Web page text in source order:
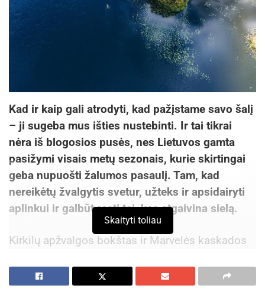
Kad ir kaip gali atrodyti, kad pažįstame savo šalį
– ji sugeba mus išties nustebinti. Ir tai tikrai
nėra iš blogosios pusės, nes Lietuvos gamta
pasižymi visais metų sezonais, kurie skirtingai
geba nupuošti žalumos pasaulį. Tam, kad
nereikėtų žvalgytis svetur, užteks ir apsidairyti
aplinkui ir galbūt rasti tai, kas atgaivina sielą.
Kirkilų apžvalgos bokštas ir Marvelės kaskados
aktyviais karstiniais reiškiniais iš kurio galima
Skaityti toliau